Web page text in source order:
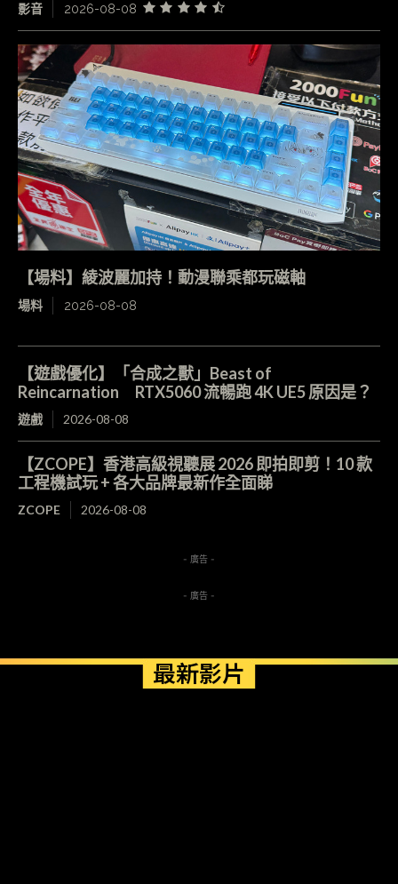
影音 2026-08-08
【場料】綾波麗加持！動漫聯乘都玩磁軸
場料 2026-08-08
【遊戲優化】「合成之獸」Beast of
Reincarnation RTX5060 流暢跑 4K UE5 原因是？
遊戲 2026-08-08
【ZCOPE】香港高級視聽展 2026 即拍即剪！10 款
工程機試玩 + 各大品牌最新作全面睇
ZCOPE 2026-08-08
- 廣告 -
- 廣告 -
最新影片